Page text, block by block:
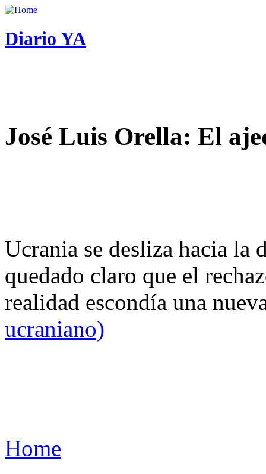
Diario YA
José Luis Orella: El
Ucrania se desliza hacia
quedado claro que el
realidad escondía una
ucraniano)
Home